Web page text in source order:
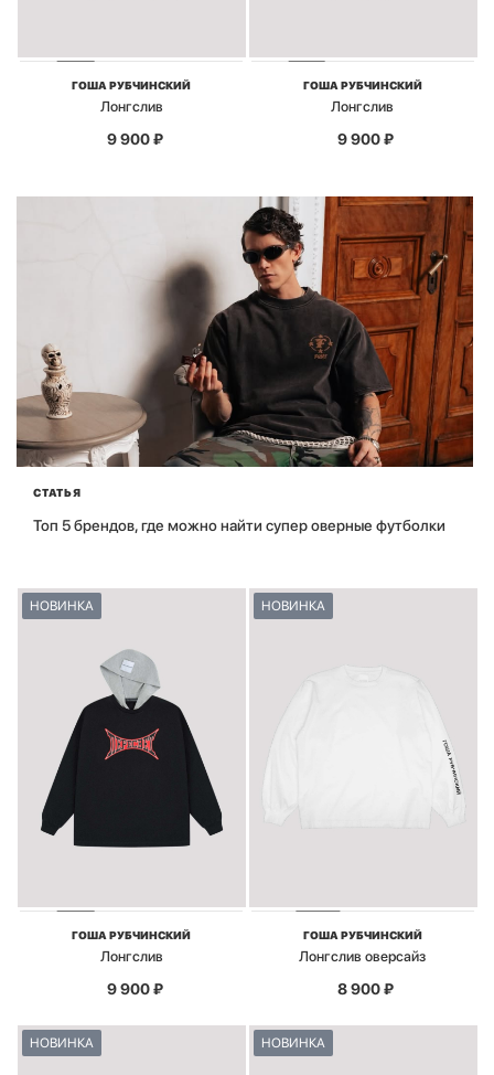
ГОША РУБЧИНСКИЙ
Лонгслив
9 900₽
ГОША РУБЧИНСКИЙ
Лонгслив
9 900₽
СТАТЬЯ
Топ 5 брендов, где можно найти супер оверные футболки
НОВИНКА
ГОША РУБЧИНСКИЙ
Лонгслив
9 900₽
НОВИНКА
ГОША РУБЧИНСКИЙ
Лонгслив оверсайз
8 900₽
НОВИНКА НОВИНКА